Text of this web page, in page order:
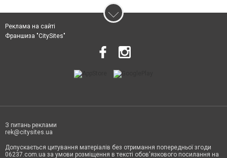
Реклама на сайті
Франшиза "CitySites"
З питань реклами
rek@citysites.ua
Допускається цитування матеріалів без отримання попередньої згоди
06237.com.ua за умови розміщення в тексті обов'язкового посилання на